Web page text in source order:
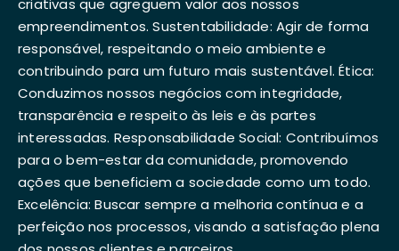
criativas que agreguem valor aos nossos
empreendimentos. Sustentabilidade: Agir de forma
responsável, respeitando o meio ambiente e
contribuindo para um futuro mais sustentável. Ética:
Conduzimos nossos negócios com integridade,
transparência e respeito às leis e às partes
interessadas. Responsabilidade Social: Contribuímos
para o bem-estar da comunidade, promovendo
ações que beneficiem a sociedade como um todo.
Excelência: Buscar sempre a melhoria contínua e a
perfeição nos processos, visando a satisfação plena